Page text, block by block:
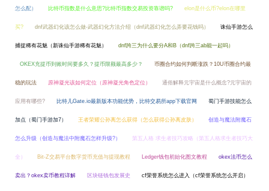
怎么配） 比特币指数是什么意思?比特币指数交易投资靠谱吗? elon是什么币?elon在哪里
买? dnf武器幻化该怎么做-武器幻化方法介绍（dnf武器幻化怎么弄要花钱吗） 诛仙手游怎么
捕捉稀有花魅（新诛仙手游稀有花魅） dnf跨三为什么要分A和B（dnf跨三ab能一起吗）
OKEX充提币到账时间要多久？提币限额最高多少？ 币圈合约如何判断涨跌？10U币圈合约最
稳的玩法 原神凝光该如何定位（原神凝光角色定位） 通俗解释元宇宙是什么概念?元宇宙的
应用有哪些? 比特儿Gate.io最新版本功能优势，比特交易所app下载官网 蜀门手游技能怎么
加点（蜀门手游加7） 王者荣耀公孙离怎么获得（怎么获得公孙离皮肤） 创造与魔法附魔石
怎么升级（创造与魔法中附魔石怎样升级?） 第五人格 求生者技巧攻略（第五人格求生者技巧大
全） Bit-Z交易平台数字货币充值与提现教程 Ledger钱包初始化图文教程 okex法币怎么
卖出？okex卖币教程详解 区块链钱包发展史 cf荣誉系统怎么进入（cf荣誉系统怎么开启）